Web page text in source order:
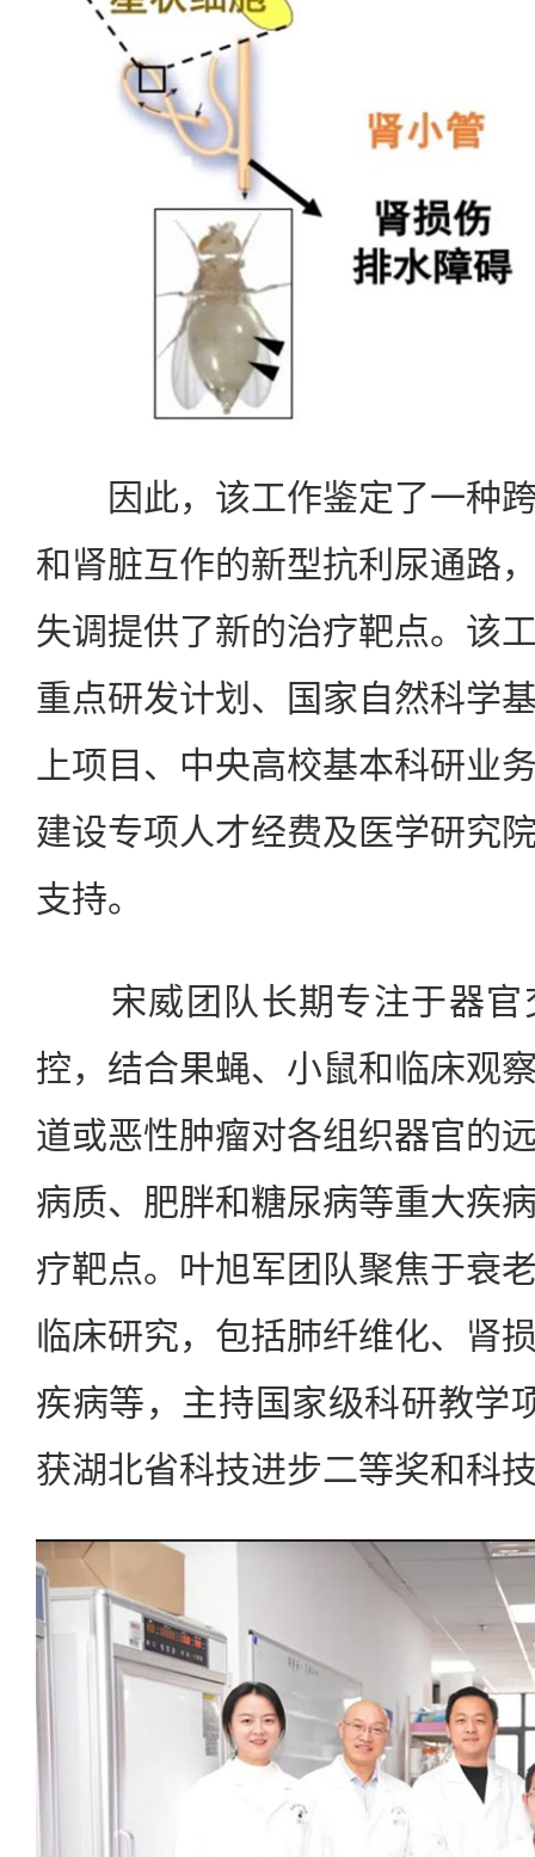
因此，该工作鉴定了一种跨
和肾脏互作的新型抗利尿通路
失调提供了新的治疗靶点。该
重点研发计划、国家自然科学
上项目、中央高校基本科研业
建设专项人才经费及医学研究
支持。
宋威团队长期专注于器官
控，结合果蝇、小鼠和临床观
道或恶性肿瘤对各组织器官的
病质、肥胖和糖尿病等重大疾
疗靶点。叶旭军团队聚焦于衰
临床研究，包括肺纤维化、肾
疾病等，主持国家级科研教学
获湖北省科技进步二等奖和科